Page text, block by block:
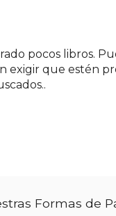
pocos libros.
exigir que estén
Formas de